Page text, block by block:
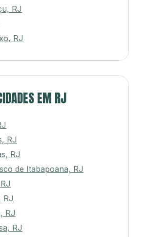
RJ
RJ
EM RJ
RJ
RJ
de Itabapoana, RJ
RJ
RJ
RJ